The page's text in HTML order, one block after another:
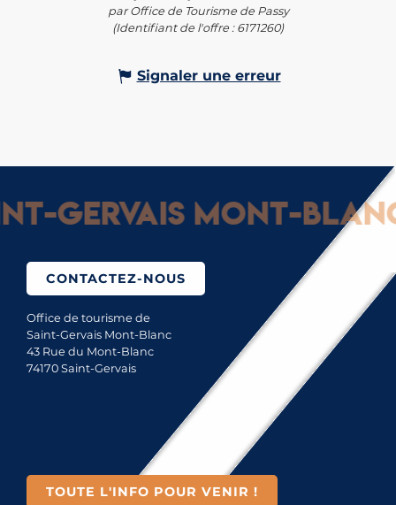
par Office de Tourisme de Passy
(Identifiant de l'offre : 6171260)
Signaler une erreur
Mont-Blanc :
CONTACTEZ-NOUS
Office de tourisme de
Saint-Gervais Mont-Blanc
43 Rue du Mont-Blanc
74170 Saint-Gervais
TOUTE L'INFO POUR VENIR !